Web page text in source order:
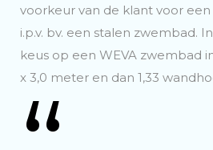
voorkeur van de klant voor
i.p.v. bv. een stalen zwembad.
keus op een WEVA zwembad
x 3,0 meter en dan 1,33